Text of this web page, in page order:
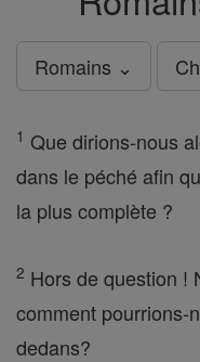
Romains ⌄
1 Que dirions-nous
dans le péché afin
la plus complète ?
2 Hors de question !
comment pourrions-
dedans?